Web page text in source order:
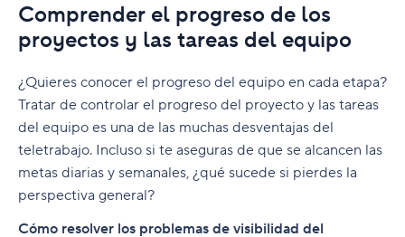
Comprender el progreso de los
proyectos y las tareas del equipo
¿Quieres conocer el progreso del equipo en cada etapa?
Tratar de controlar el progreso del proyecto y las tareas
del equipo es una de las muchas desventajas del
teletrabajo. Incluso si te aseguras de que se alcancen las
metas diarias y semanales, ¿qué sucede si pierdes la
perspectiva general?
Cómo resolver los problemas de visibilidad del